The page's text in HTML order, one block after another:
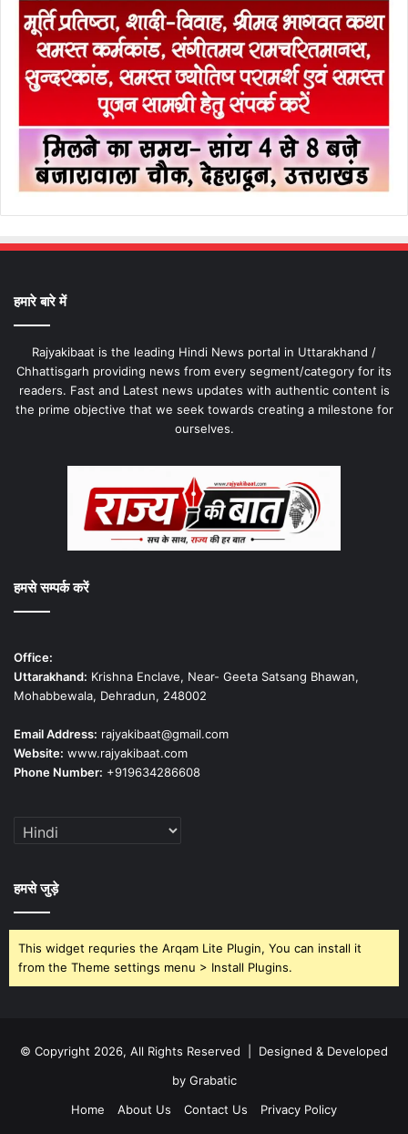
हमारे बारे में
Rajyakibaat is the leading Hindi News portal in Uttarakhand /
Chhattisgarh providing news from every segment/category for its
readers. Fast and Latest news updates with authentic content is
the prime objective that we seek towards creating a milestone for
ourselves.
हमसे सम्पर्क करें
Office:
Uttarakhand: Krishna Enclave, Near- Geeta Satsang Bhawan,
Mohabbewala, Dehradun, 248002
Email Address: rajyakibaat@gmail.com
Website: www.rajyakibaat.com
Phone Number: +919634286608
हमसे जुड़े
This widget requries the Arqam Lite Plugin, You can install it
from the Theme settings menu > Install Plugins.
© Copyright 2026, All Rights Reserved | Designed & Developed
by Grabatic
Home
About Us Contact Us
Privacy Policy